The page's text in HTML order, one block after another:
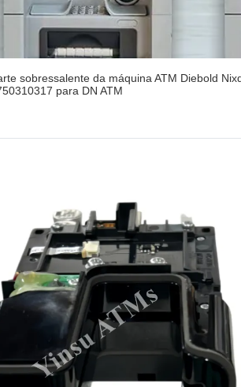
sobressalente da máquina ATM Diebold
para DN ATM